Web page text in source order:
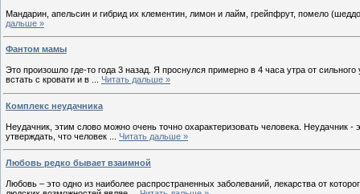
Мандарин, апельсин и гибрид их клементин, лимон и лайм, грейпфрут, помело
дальше »
Фантом мамы
Это произошло где-то года 3 назад. Я проснулся примерно в 4 часа утра от
встать с кровати и в
Читать дальше »
Комплекс неудачника
Неудачник, этим слово можно очень точно охарактеризовать человека. Неудачник
утверждать, что человек
Читать дальше »
Любовь редко бывает взаимной
Любовь – это одно из наиболее распространенных заболеваний, лекарства от